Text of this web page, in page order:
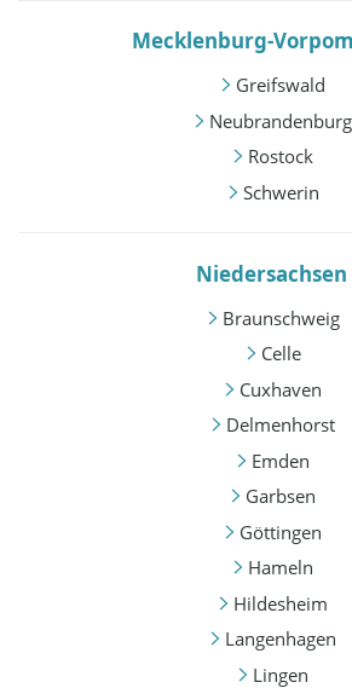
Mecklenburg-
Greifswald
Neubrandenburg
Rostock
Schwerin
Niedersachsen
Braunschweig
Celle
Cuxhaven
Delmenhorst
Emden
Garbsen
Göttingen
Hameln
Hildesheim
Langenhagen
Lingen